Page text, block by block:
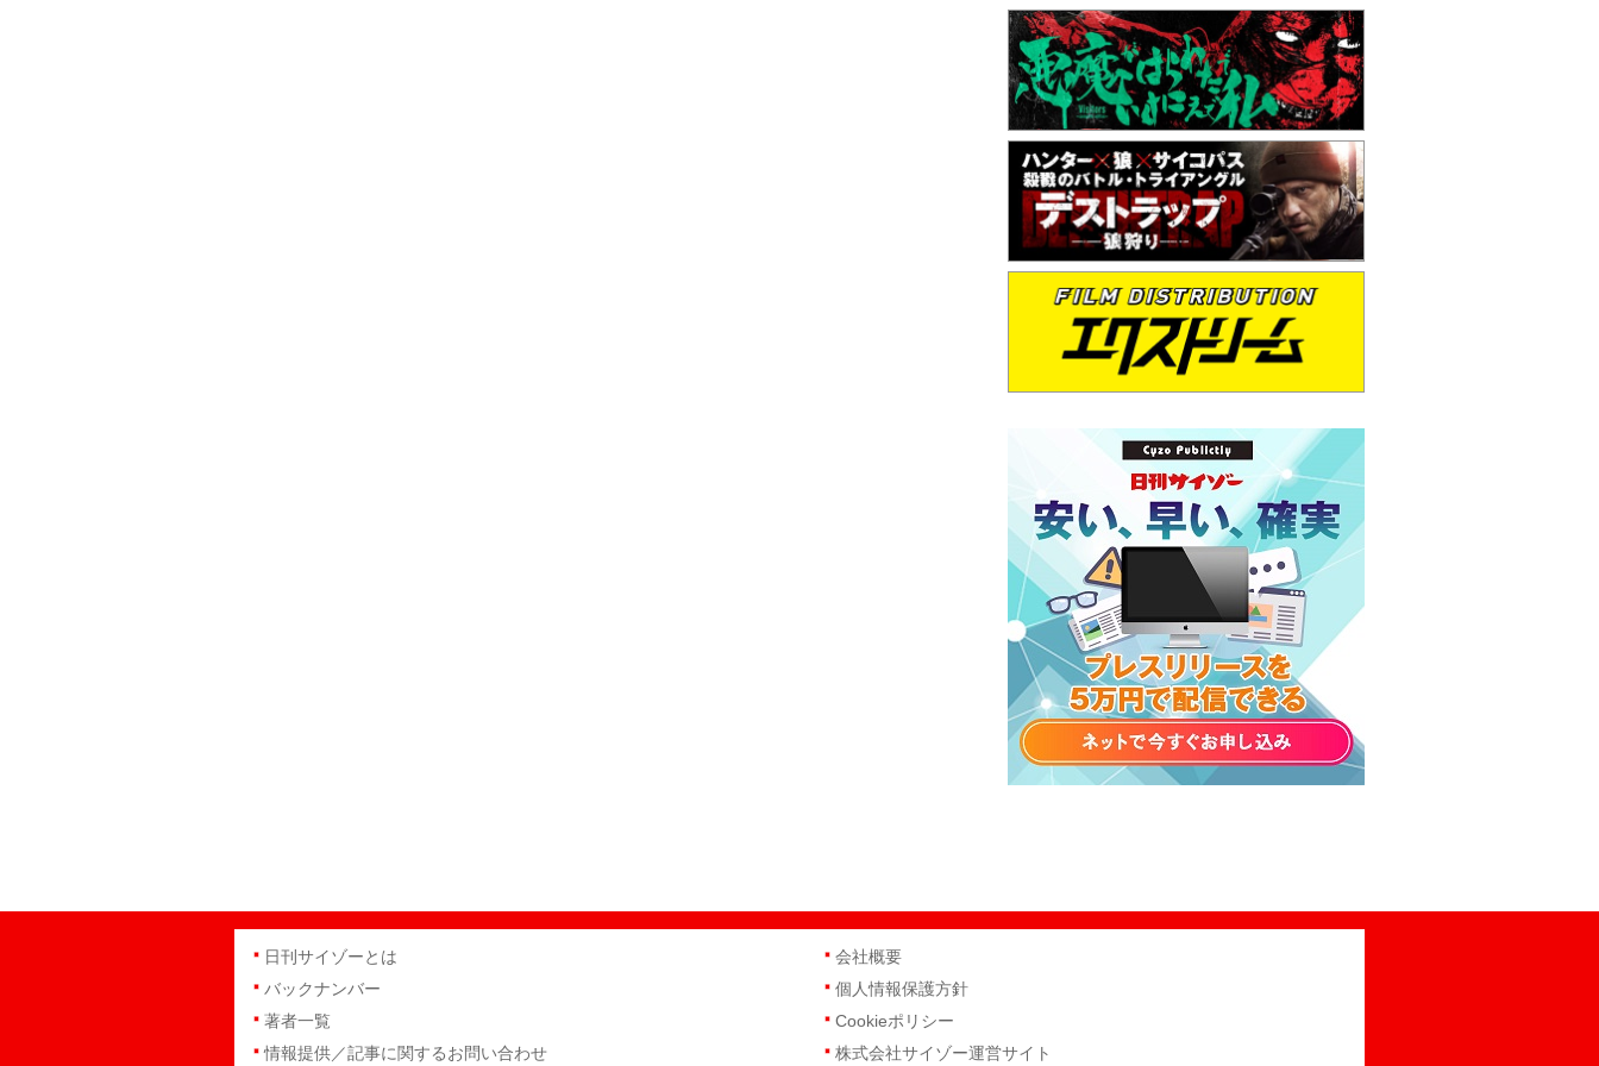
日刊サイゾーとは
バックナンバー
著者一覧
情報提供／記事に関するお問い合わせ
会社概要
個人情報保護方針
Cookieポリシー
株式会社サイゾー運営サイト